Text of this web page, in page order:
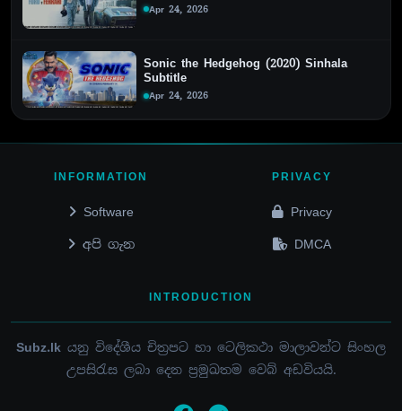
Apr 24, 2026
Sonic the Hedgehog (2020) Sinhala
Subtitle
Apr 24, 2026
INFORMATION
Software
අපි ගැන
PRIVACY
Privacy
DMCA
INTRODUCTION
Subz.lk යනු විදේශීය චිත්‍රපට හා ටෙලිකථා මාලාවන්ට සිංහල
උපසිරැස ලබා දෙන ප්‍රමුඛතම වෙබ් අඩවියයි.